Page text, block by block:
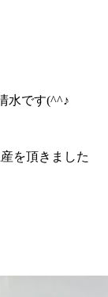
水です(^^♪
を頂きました